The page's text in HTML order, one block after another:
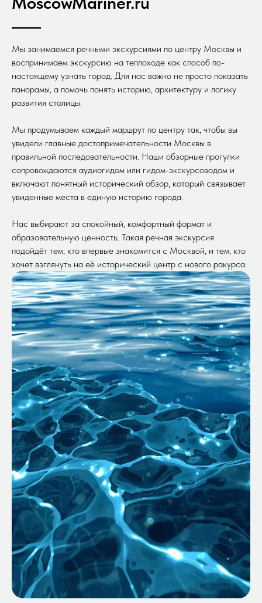
Мы занимаемся речными экскурсиями по центру Москвы и
воспринимаем экскурсию на теплоходе как способ по-
настоящему узнать город. Для нас важно не просто показать
панорамы, а помочь понять историю, архитектуру и логику
развития столицы.
Мы продумываем каждый маршрут по центру так, чтобы вы
увидели главные достопримечательности Москвы в
правильной последовательности. Наши обзорные прогулки
сопровождаются аудиогидом или гидом-экскурсоводом и
включают понятный исторический обзор, который связывает
увиденные места в единую историю города.
Нас выбирают за спокойный, комфортный формат и
образовательную ценность. Такая речная экскурсия
подойдёт тем, кто впервые знакомится с Москвой, и тем, кто
хочет взглянуть на её исторический центр с нового ракурса.